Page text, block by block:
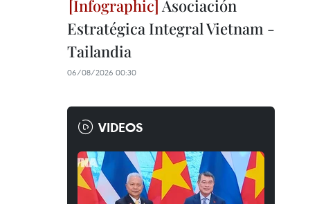
Asociación
Estratégica Integral Vietnam -
Tailandia
06/08/2026 00:30
VIDEOS